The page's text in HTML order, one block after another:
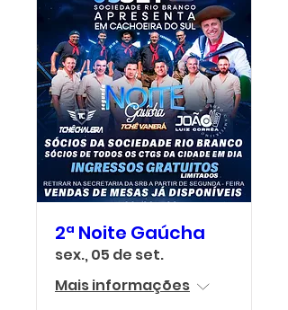
2ª Noite Gaúcha
sex., 05 de set.
Mais informações